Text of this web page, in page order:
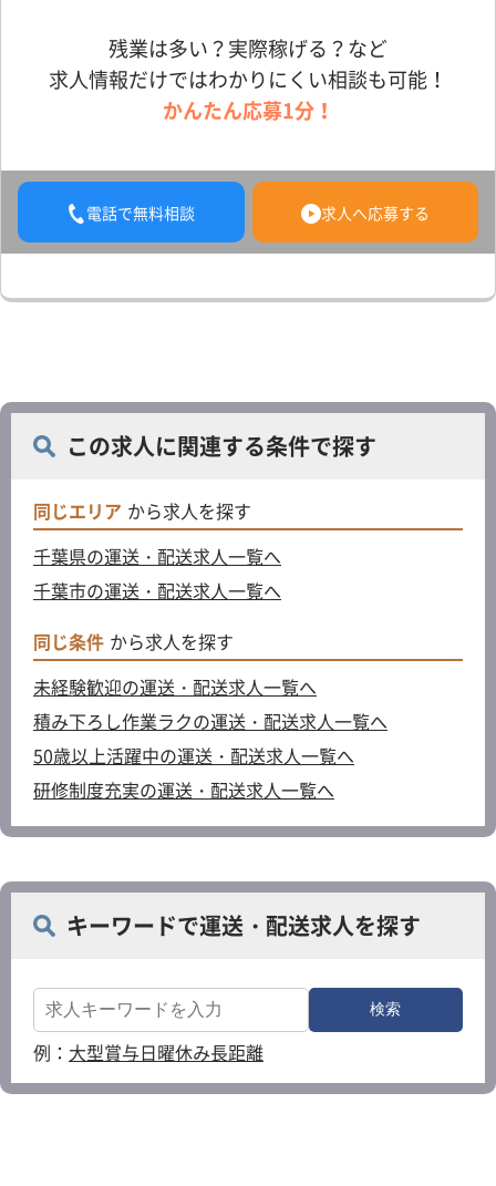
残業は多い？実際稼げる？など
求人情報だけではわかりにくい相談も可能！
かんたん応募1分！
電話で無料相談 求人へ応募する
この求人に関連する条件で探す
同じエリア から求人を探す
千葉県の運送・配送求人一覧へ
千葉市の運送・配送求人一覧へ
同じ条件 から求人を探す
未経験歓迎の運送・配送求人一覧へ
積み下ろし作業ラクの運送・配送求人一覧へ
50歳以上活躍中の運送・配送求人一覧へ
研修制度充実の運送・配送求人一覧へ
キーワードで運送・配送求人を探す
例： 大型賞与日曜休み長距離